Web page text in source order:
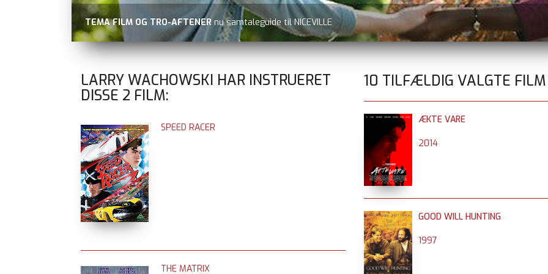
TEMA FILM OG TRO-AFTENER nu samtaleguide til NICEVILLE
LARRY WACHOWSKI HAR INSTRUERET
DISSE 2 FILM:
SPEED RACER
THE MATRIX
10 TILFÆLDIG VALGTE FILM
ÆKTE VARE
2014
GOOD WILL HUNTING
1997